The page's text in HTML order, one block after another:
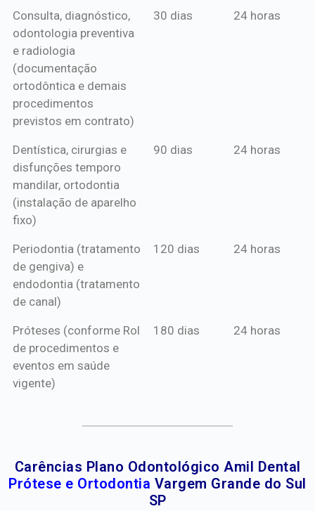
mensal*
de crédito
Consulta, diagnóstico,
odontologia preventiva
e radiologia
(documentação
ortodôntica e demais
procedimentos
previstos em contrato)
30 dias 24 horas
Dentística, cirurgias e
disfunções temporo
mandilar, ortodontia
(instalação de aparelho
fixo)
90 dias 24 horas
Periodontia (tratamento
de gengiva) e
endodontia (tratamento
de canal)
120 dias 24 horas
Próteses (conforme Rol
de procedimentos e
eventos em saúde
vigente)
180 dias 24 horas
Carências Plano Odontológico Amil Dental
Prótese e Ortodontia Vargem Grande do Sul
SP